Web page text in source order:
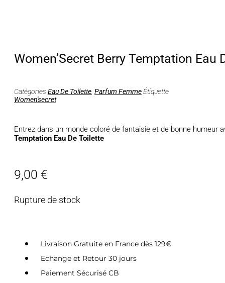
Women’Secret Berry Temptation Eau
CatégoriesEau De Toilette Parfum FemmeÉtiquette
Women'secret
Entrez dans un monde coloré de fantaisie et de bonne humeur
Temptation Eau De Toilette
9,00 €
Rupture de stock
Livraison Gratuite en France dès 129€
Echange et Retour 30 jours
Paiement Sécurisé CB